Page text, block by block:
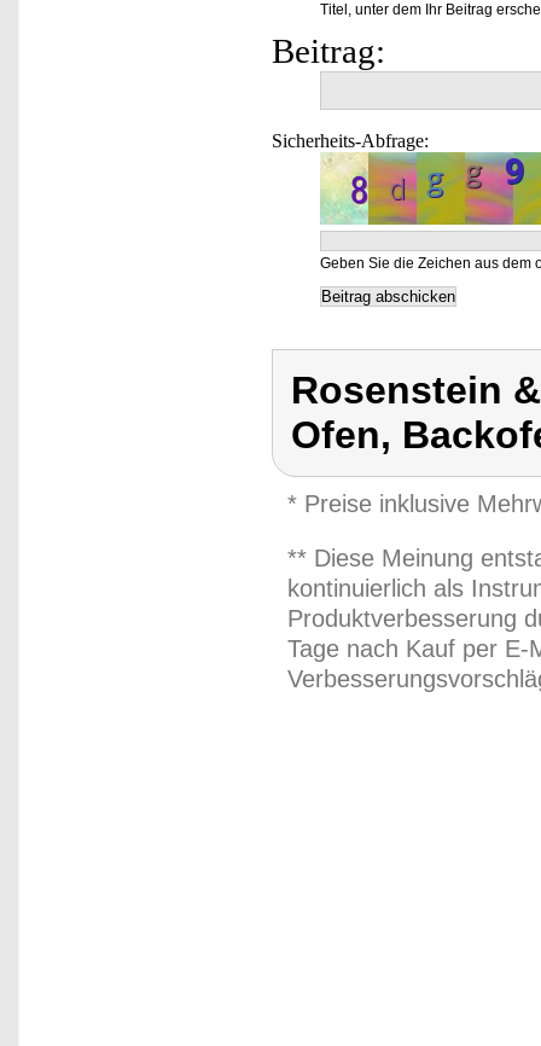
Titel, unter dem Ihr Beitrag
Beitrag:
Sicherheits-Abfrage:
Geben Sie die Zeichen aus dem
Rosenstein
Ofen,
* Preise inklusive
** Diese Meinung
kontinuierlich als
Produktverbesserung
Tage nach Kauf per E-